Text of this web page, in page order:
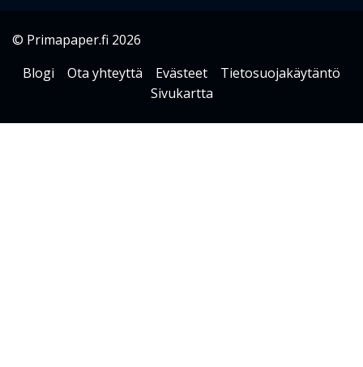
© Primapaper.fi 2026
Blogi
Ota yhteyttä Evästeet
Tietosuojakäytäntö
Sivukartta